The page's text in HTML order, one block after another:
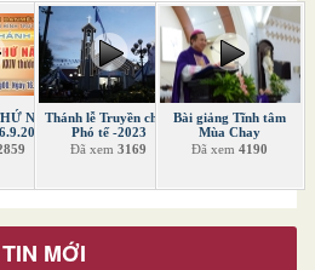
NĂMThánh lễ Truyền chức
Phó tế -2023
Đã xem3169
Bài giảng Tĩnh tâm
Mùa Chay
Đã xem4190
TIN MỚI